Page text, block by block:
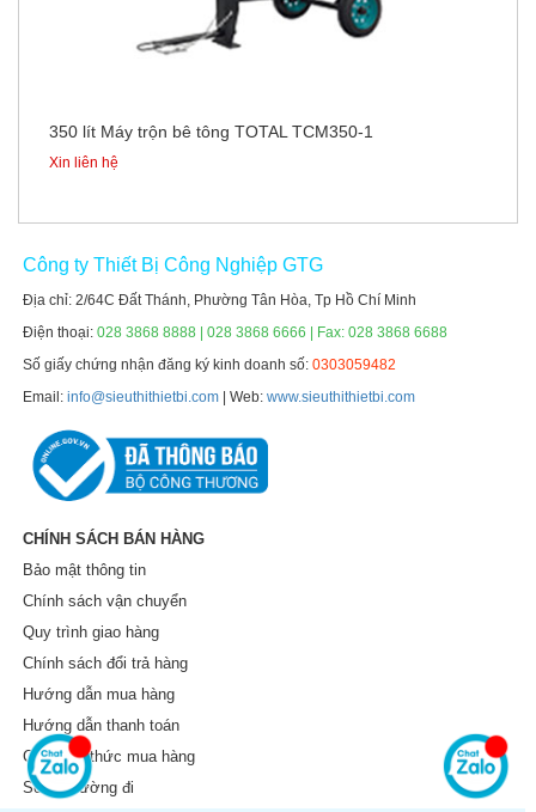
350 lít Máy trộn bê tông TOTAL TCM350-1
Xin liên hệ
Công ty Thiết Bị Công Nghiệp GTG
Địa chỉ: 2/64C Đất Thánh, Phường Tân Hòa, Tp Hồ Chí Minh
Điện thoại:028 3868 8888 | 028 3868 6666 | Fax: 028 3868 6688
Số giấy chứng nhận đăng ký kinh doanh số:0303059482
Email:info@sieuthithietbi.com | Web:www.sieuthithietbi.com
CHÍNH SÁCH BÁN HÀNG
Bảo mật thông tin
Chính sách vận chuyển
Quy trình giao hàng
Chính sách đổi trả hàng
Hướng dẫn mua hàng
Hướng dẫn thanh toán
Các hình thức mua hàng
Sơ đồ đường đi